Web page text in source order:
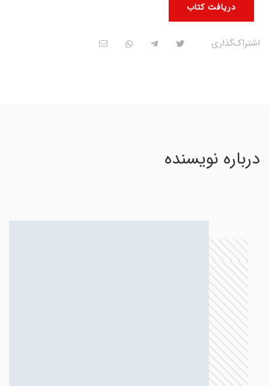
دریافت کتاب
اشتراک‌گذاری
درباره نویسنده